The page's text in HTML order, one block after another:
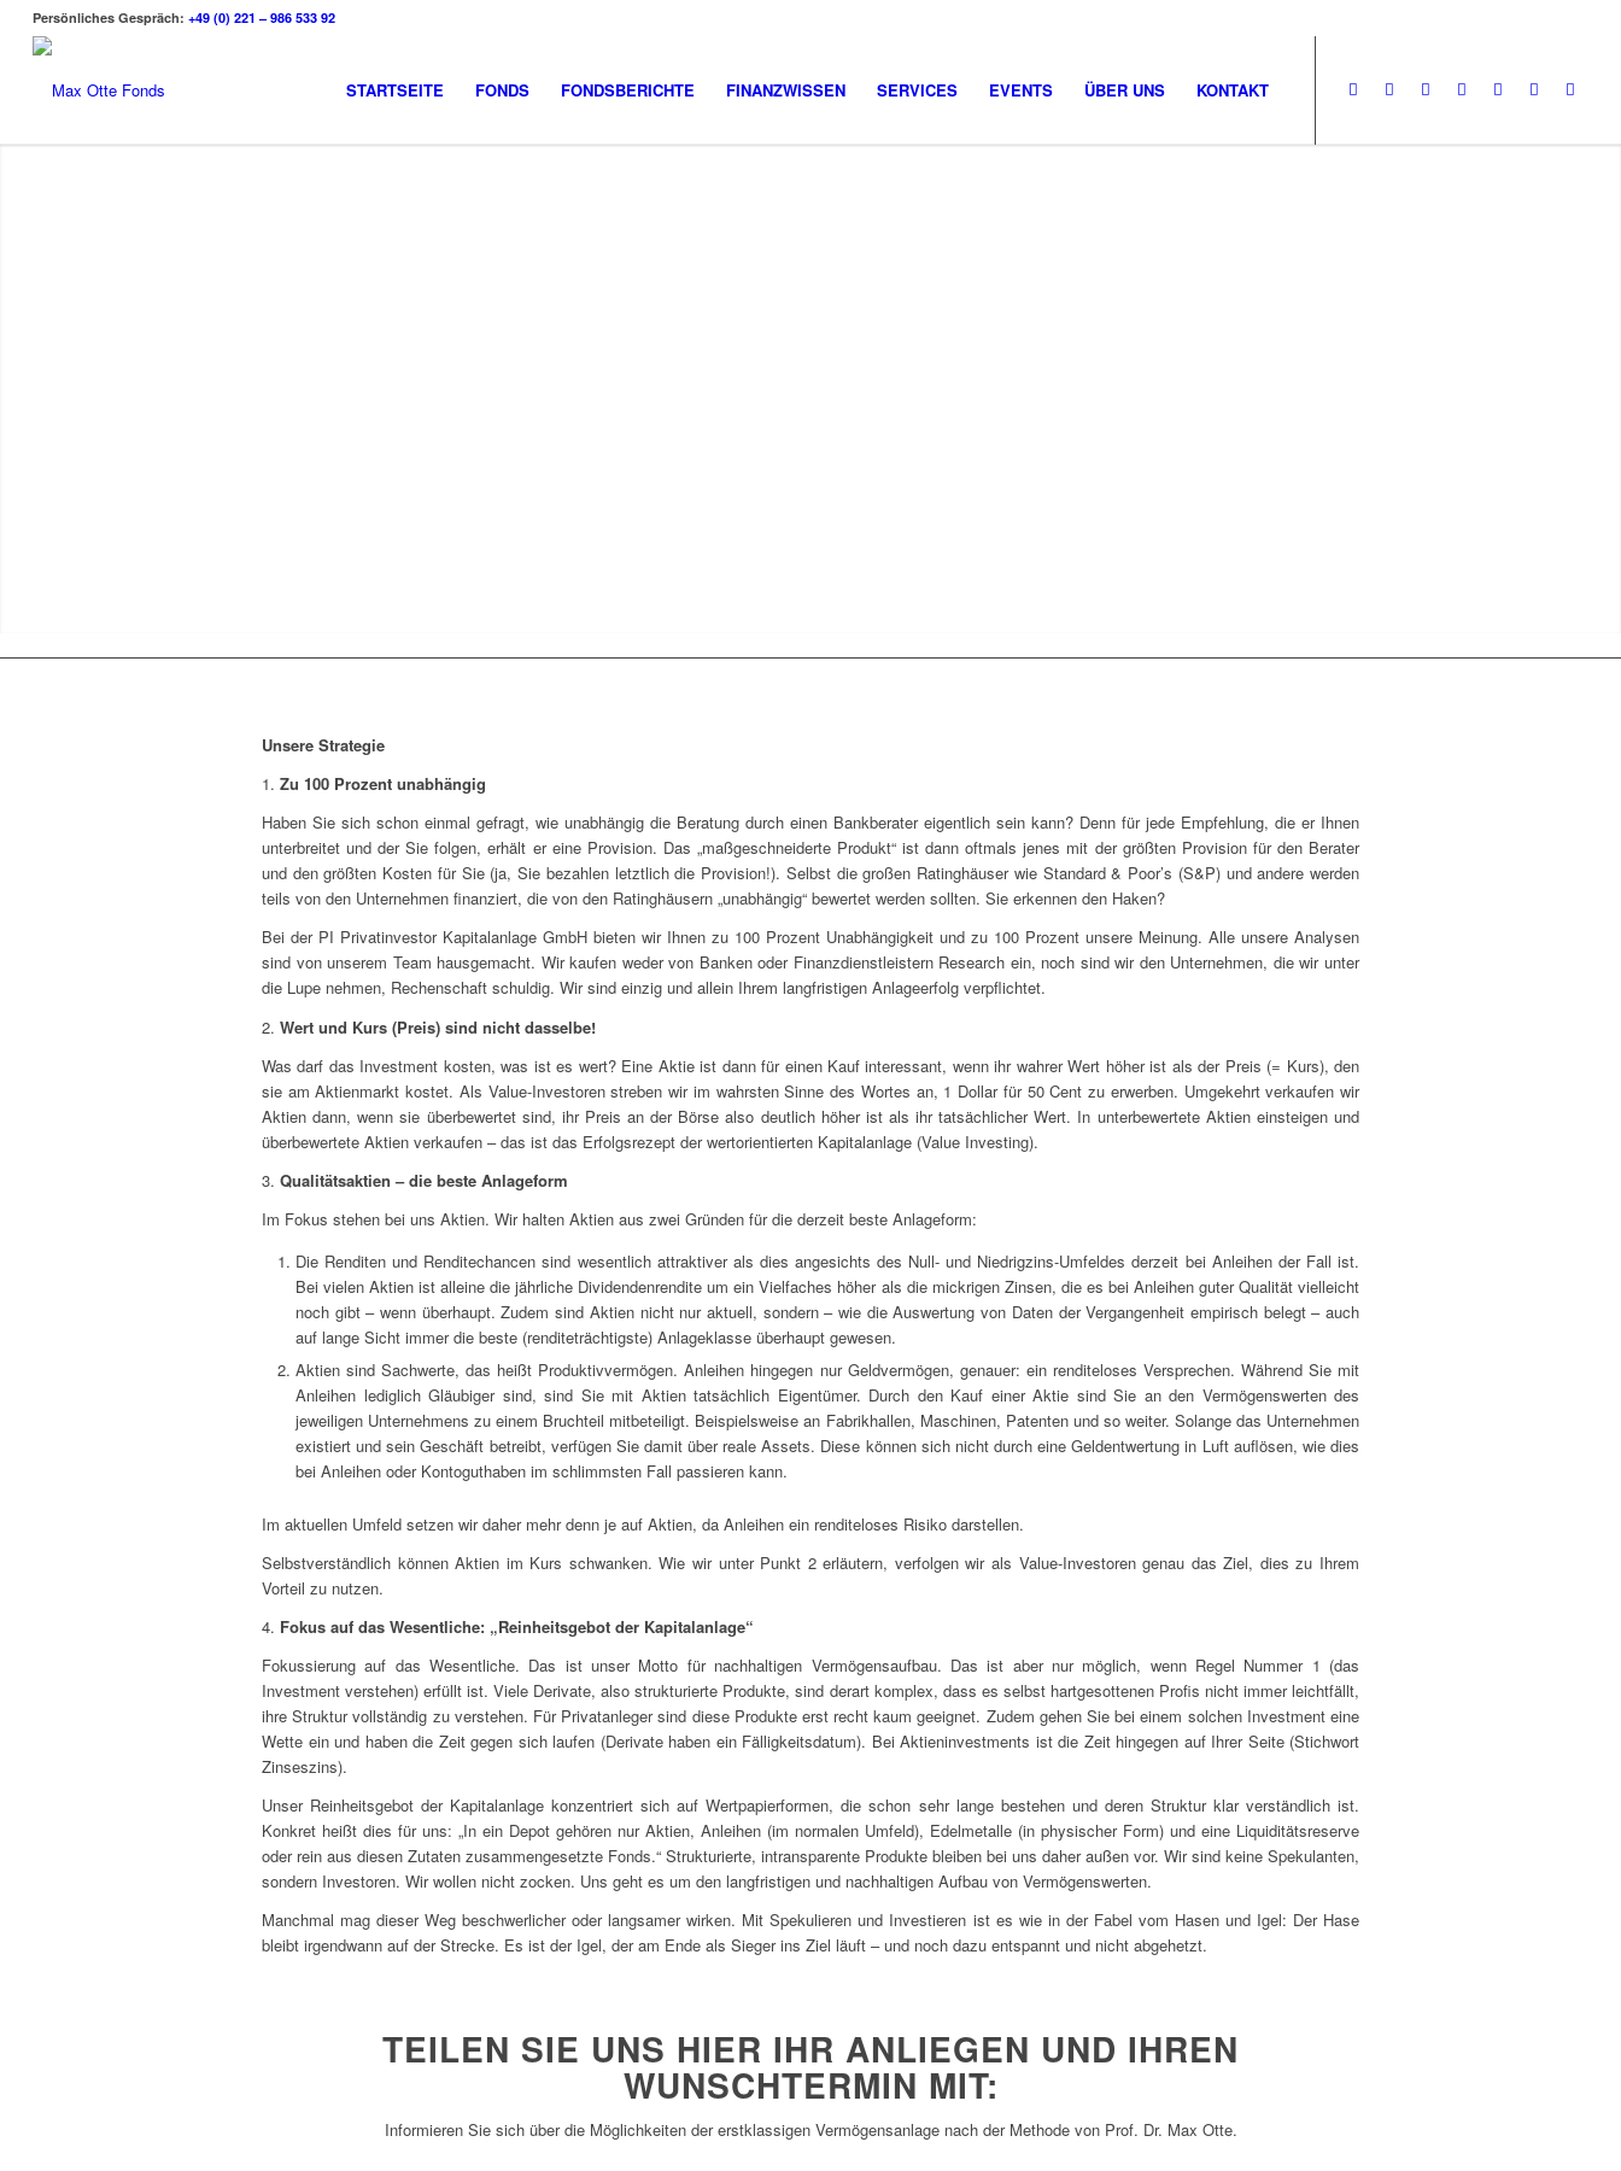
Persönliches Gespräch: +49 (0) 221 – 986 533 92
STARTSEITE FONDS FONDSBERICHTE FINANZWISSEN SERVICES EVENTS ÜBER UNS KONTAKT
Unsere Strategie
1. Zu 100 Prozent unabhängig
Haben Sie sich schon einmal gefragt, wie unabhängig die Beratung durch einen Bankberater eigentlich sein kann? Denn für jede Empfehlung, die er Ihnen
unterbreitet und der Sie folgen, erhält er eine Provision. Das „maßgeschneiderte Produkt“ ist dann oftmals jenes mit der größten Provision für den Berater
und den größten Kosten für Sie (ja, Sie bezahlen letztlich die Provision!). Selbst die großen Ratinghäuser wie Standard & Poor’s (S&P) und andere werden
teils von den Unternehmen finanziert, die von den Ratinghäusern „unabhängig“ bewertet werden sollten. Sie erkennen den Haken?
Bei der PI Privatinvestor Kapitalanlage GmbH bieten wir Ihnen zu 100 Prozent Unabhängigkeit und zu 100 Prozent unsere Meinung. Alle unsere Analysen
sind von unserem Team hausgemacht. Wir kaufen weder von Banken oder Finanzdienstleistern Research ein, noch sind wir den Unternehmen, die wir unter
die Lupe nehmen, Rechenschaft schuldig. Wir sind einzig und allein Ihrem langfristigen Anlageerfolg verpflichtet.
2. Wert und Kurs (Preis) sind nicht dasselbe!
Was darf das Investment kosten, was ist es wert? Eine Aktie ist dann für einen Kauf interessant, wenn ihr wahrer Wert höher ist als der Preis (= Kurs), den
sie am Aktienmarkt kostet. Als Value-Investoren streben wir im wahrsten Sinne des Wortes an, 1 Dollar für 50 Cent zu erwerben. Umgekehrt verkaufen wir
Aktien dann, wenn sie überbewertet sind, ihr Preis an der Börse also deutlich höher ist als ihr tatsächlicher Wert. In unterbewertete Aktien einsteigen und
überbewertete Aktien verkaufen – das ist das Erfolgsrezept der wertorientierten Kapitalanlage (Value Investing).
3. Qualitätsaktien – die beste Anlageform
Im Fokus stehen bei uns Aktien. Wir halten Aktien aus zwei Gründen für die derzeit beste Anlageform:
Die Renditen und Renditechancen sind wesentlich attraktiver als dies angesichts des Null- und Niedrigzins-Umfeldes derzeit bei Anleihen der Fall ist.
Bei vielen Aktien ist alleine die jährliche Dividendenrendite um ein Vielfaches höher als die mickrigen Zinsen, die es bei Anleihen guter Qualität vielleicht
noch gibt – wenn überhaupt. Zudem sind Aktien nicht nur aktuell, sondern – wie die Auswertung von Daten der Vergangenheit empirisch belegt – auch
auf lange Sicht immer die beste (renditeträchtigste) Anlageklasse überhaupt gewesen.
Aktien sind Sachwerte, das heißt Produktivvermögen. Anleihen hingegen nur Geldvermögen, genauer: ein renditeloses Versprechen. Während Sie mit
Anleihen lediglich Gläubiger sind, sind Sie mit Aktien tatsächlich Eigentümer. Durch den Kauf einer Aktie sind Sie an den Vermögenswerten des
jeweiligen Unternehmens zu einem Bruchteil mitbeteiligt. Beispielsweise an Fabrikhallen, Maschinen, Patenten und so weiter. Solange das Unternehmen
existiert und sein Geschäft betreibt, verfügen Sie damit über reale Assets. Diese können sich nicht durch eine Geldentwertung in Luft auflösen, wie dies
bei Anleihen oder Kontoguthaben im schlimmsten Fall passieren kann.
Im aktuellen Umfeld setzen wir daher mehr denn je auf Aktien, da Anleihen ein renditeloses Risiko darstellen.
Selbstverständlich können Aktien im Kurs schwanken. Wie wir unter Punkt 2 erläutern, verfolgen wir als Value-Investoren genau das Ziel, dies zu Ihrem
Vorteil zu nutzen.
4. Fokus auf das Wesentliche: „Reinheitsgebot der Kapitalanlage“
Fokussierung auf das Wesentliche. Das ist unser Motto für nachhaltigen Vermögensaufbau. Das ist aber nur möglich, wenn Regel Nummer 1 (das
Investment verstehen) erfüllt ist. Viele Derivate, also strukturierte Produkte, sind derart komplex, dass es selbst hartgesottenen Profis nicht immer leichtfällt,
ihre Struktur vollständig zu verstehen. Für Privatanleger sind diese Produkte erst recht kaum geeignet. Zudem gehen Sie bei einem solchen Investment eine
Wette ein und haben die Zeit gegen sich laufen (Derivate haben ein Fälligkeitsdatum). Bei Aktieninvestments ist die Zeit hingegen auf Ihrer Seite (Stichwort
Zinseszins).
Unser Reinheitsgebot der Kapitalanlage konzentriert sich auf Wertpapierformen, die schon sehr lange bestehen und deren Struktur klar verständlich ist.
Konkret heißt dies für uns: „In ein Depot gehören nur Aktien, Anleihen (im normalen Umfeld), Edelmetalle (in physischer Form) und eine Liquiditätsreserve
oder rein aus diesen Zutaten zusammengesetzte Fonds.“ Strukturierte, intransparente Produkte bleiben bei uns daher außen vor. Wir sind keine Spekulanten,
sondern Investoren. Wir wollen nicht zocken. Uns geht es um den langfristigen und nachhaltigen Aufbau von Vermögenswerten.
Manchmal mag dieser Weg beschwerlicher oder langsamer wirken. Mit Spekulieren und Investieren ist es wie in der Fabel vom Hasen und Igel: Der Hase
bleibt irgendwann auf der Strecke. Es ist der Igel, der am Ende als Sieger ins Ziel läuft – und noch dazu entspannt und nicht abgehetzt.
TEILEN SIE UNS HIER IHR ANLIEGEN UND IHREN
WUNSCHTERMIN MIT:
Informieren Sie sich über die Möglichkeiten der erstklassigen Vermögensanlage nach der Methode von Prof. Dr. Max Otte.